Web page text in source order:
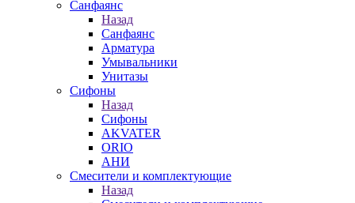
Санфаянс
Назад
Санфаянс
Арматура
Умывальники
Унитазы
Сифоны
Назад
Сифоны
AKVATER
ORIO
АНИ
Смесители и комплектующие
Назад